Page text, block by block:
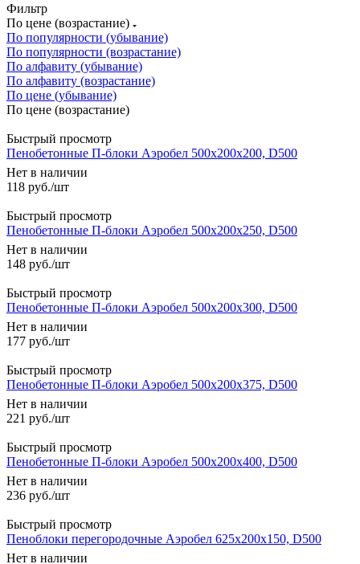
Фильтр
По цене (возрастание)
По популярности (убывание)
По популярности (возрастание)
По алфавиту (убывание)
По алфавиту (возрастание)
По цене (убывание)
По цене (возрастание)
Быстрый просмотр
Пенобетонные П-блоки Аэробел 500х200х200, D500
Нет в наличии
118 руб./шт
Быстрый просмотр
Пенобетонные П-блоки Аэробел 500х200х250, D500
Нет в наличии
148 руб./шт
Быстрый просмотр
Пенобетонные П-блоки Аэробел 500х200х300, D500
Нет в наличии
177 руб./шт
Быстрый просмотр
Пенобетонные П-блоки Аэробел 500х200х375, D500
Нет в наличии
221 руб./шт
Быстрый просмотр
Пенобетонные П-блоки Аэробел 500х200х400, D500
Нет в наличии
236 руб./шт
Быстрый просмотр
Пеноблоки перегородочные Аэробел 625х200х150, D500
Нет в наличии